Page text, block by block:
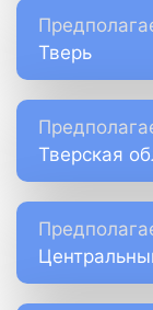
Тверь
Тверская